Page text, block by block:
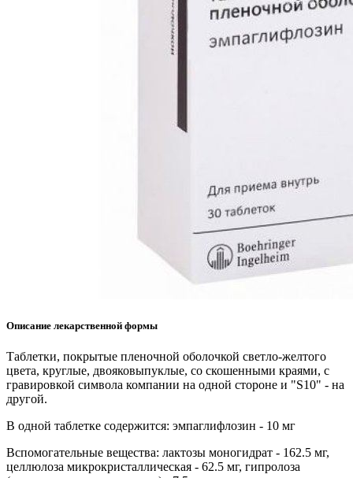
Описание лекарственной формы
Таблетки, покрытые пленочной оболочкой светло-желтого
цвета, круглые, двояковыпуклые, со скошенными краями, с
гравировкой символа компании на одной стороне и "S10" - на
другой.
В одной таблетке содержится: эмпаглифлозин - 10 мг
Вспомогательные вещества: лактозы моногидрат - 162.5 мг,
целлюлоза микрокристаллическая - 62.5 мг, гипролоза